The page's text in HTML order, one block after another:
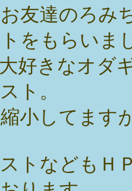
友達のろみ
をもらいま
好きなオダ
ト。
小してます
トなどもＨ